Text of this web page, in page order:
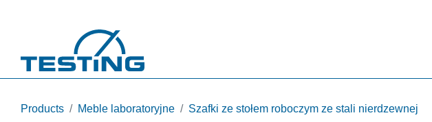
Products Meble laboratoryjne Szafki ze stołem roboczym ze stali nierdzewnej